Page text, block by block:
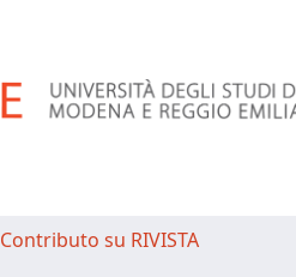
Contributo su RIVISTA